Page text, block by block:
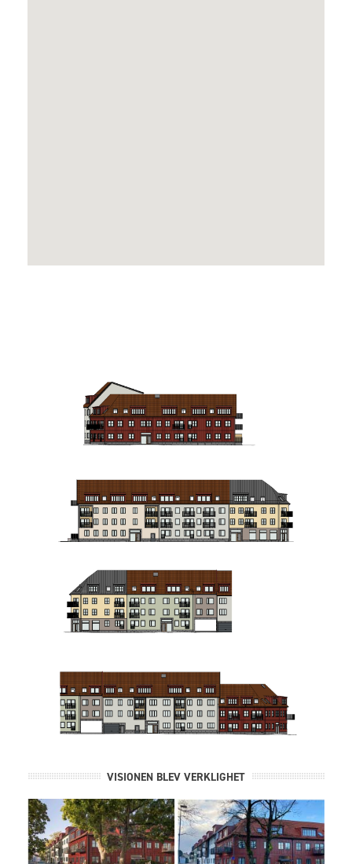
VISIONEN BLEV VERKLIGHET